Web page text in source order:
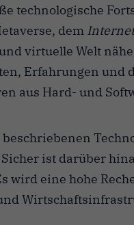
technologische
dem
virtuelle Welt
Erfahrungen
aus Hard- und
Sicher ist darüber
wird eine hohe